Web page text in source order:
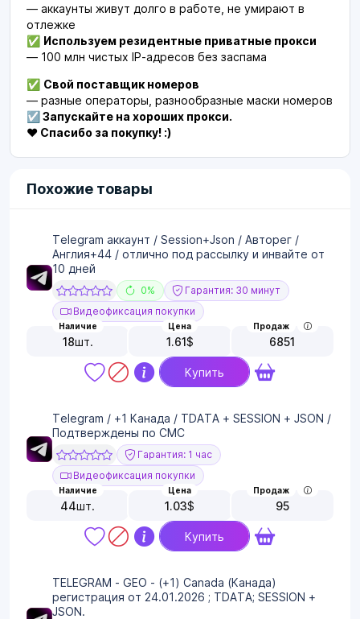
— аккаунты живут долго в работе, не умирают в
отлежке
✅ Используем резидентные приватные прокси
— 100 млн чистых IP-адресов без заспама
✅ Свой поставщик номеров
— разные операторы, разнообразные маски номеров
☑️ Запускайте на хороших прокси.
❤️ Спасибо за покупку! :)
Похожие товары
Telegram аккаунт / Session+Json / Авторег /
Англия+44 / отлично под рассылку и инвайте от
10 дней
0%
Гарантия: 30 минут
Видеофиксация покупки
Наличие
18шт.
Цена
1.61$
Продаж
6851
Купить
Telegram / +1 Канада / TDATA + SESSION + JSON /
Подтверждены по СМС
Гарантия: 1 час
Видеофиксация покупки
Наличие
44шт.
Цена
1.03$
Продаж
95
Купить
TELEGRAM - GEO - (+1) Canada (Канада)
регистрация от 24.01.2026 ; TDATA; SESSION +
JSON.